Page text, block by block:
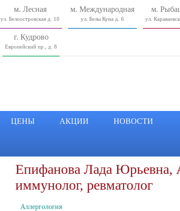
м. Лесная
ул. Белоостровская д. 10
м. Международная
ул. Белы Куна д. 6
м.
ул.
г. Кудрово
Европейский пр., д. 8
ЦЕНЫ АКЦИИ НОВОСТИ
Епифанова Лада Юрьевна,
иммунолог, ревматолог
Аллергология